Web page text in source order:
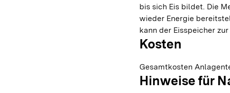
bis sich Eis bildet. Die
wieder Energie
kann der Eisspeicher
Kosten
Gesamtkosten
Hinweise für